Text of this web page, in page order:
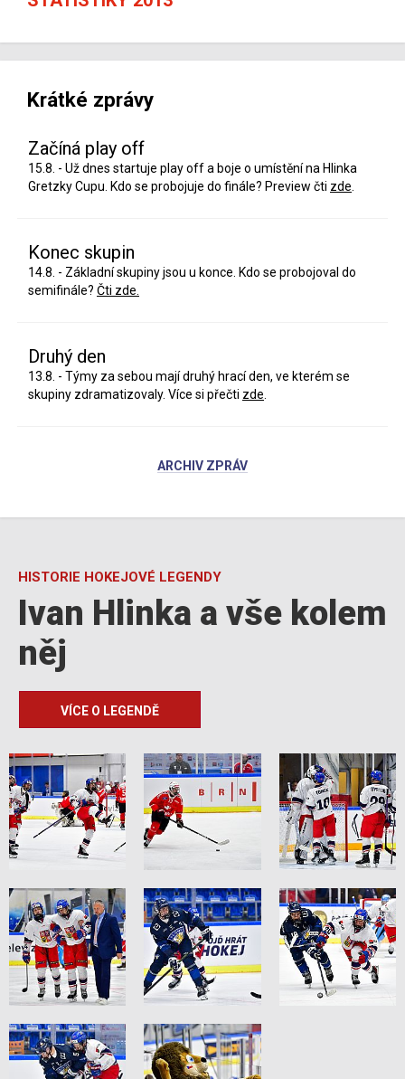
Krátké zprávy
Začíná play off
15.8. - Už dnes startuje play off a boje o umístění na Hlinka
Gretzky Cupu. Kdo se probojuje do finále? Preview čti zde
Konec skupin
14.8. - Základní skupiny jsou u konce. Kdo se probojoval do
semifinále? Čti zde.
Druhý den
13.8. - Týmy za sebou mají druhý hrací den, ve kterém se
skupiny zdramatizovaly. Více si přečti zde
ARCHIV ZPRÁV
HISTORIE HOKEJOVÉ LEGENDY
Ivan Hlinka a vše kolem
něj
VÍCE O LEGENDĚ